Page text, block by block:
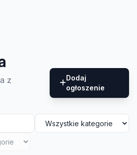
z
Dodaj
ogłoszenie